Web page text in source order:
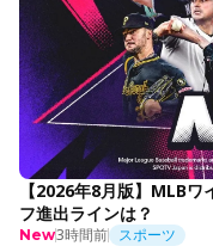
【2026年8月版】MLB
フ進出ラインは？
New3時間前 スポーツ